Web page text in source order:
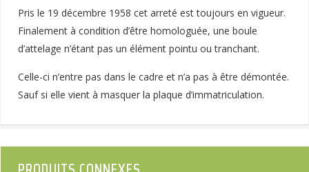
Pris le 19 décembre 1958 cet arreté est toujours en vigueur.
Finalement à condition d’être homologuée, une boule
d’attelage n’étant pas un élément pointu ou tranchant.
Celle-ci n’entre pas dans le cadre et n’a pas à être démontée.
Sauf si elle vient à masquer la plaque d’immatriculation.